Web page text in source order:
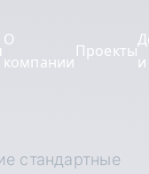
О
компании
Проекты
стандартные